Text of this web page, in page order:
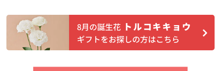
8月の誕生花 トルコキキョウ
ギフトをお探しの方はこちら